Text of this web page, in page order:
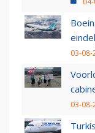
03-08-
03-08-